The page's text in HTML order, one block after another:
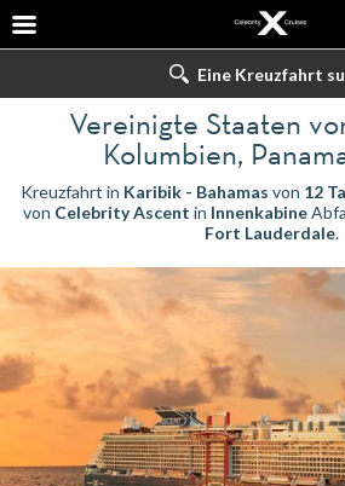
Eine Kreuzfahrt
Vereinigte Staaten
Kolumbien,
Kreuzfahrt in Karibik - Bahamas von 12
von Celebrity Ascent in Innenkabine
Fort Lauderdale.